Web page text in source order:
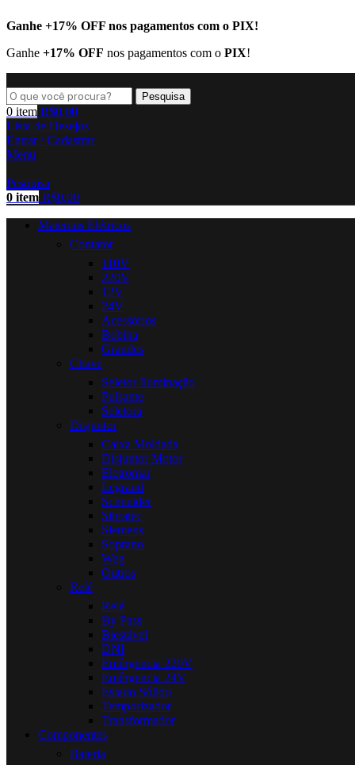
Ganhe +17% OFF nos pagamentos com o PIX!
Ganhe +17% OFF nos pagamentos com o PIX!
Pesquisa
0 item R$0,00
Lista de Desejos
Entrar / Cadastrar
Menu
Pesquisa
0 item R$0,00
Materiais Elétricos
Contator
110V
220V
12V
24V
Acessórios
Bobina
Grandes
Chave
Seletor Iluminação
Pulsante
Seletora
Disjuntor
Caixa Moldada
Disjuntor Motor
Eletromar
Legrand
Schneider
Sibratec
Siemens
Soprano
Weg
Outros
Relé
Relé
By Pass
Biestável
DNI
Emêrgencia 220V
Emêrgencia 24V
Estado Sólido
Temporizador
Transformador
Componentes
Bateria